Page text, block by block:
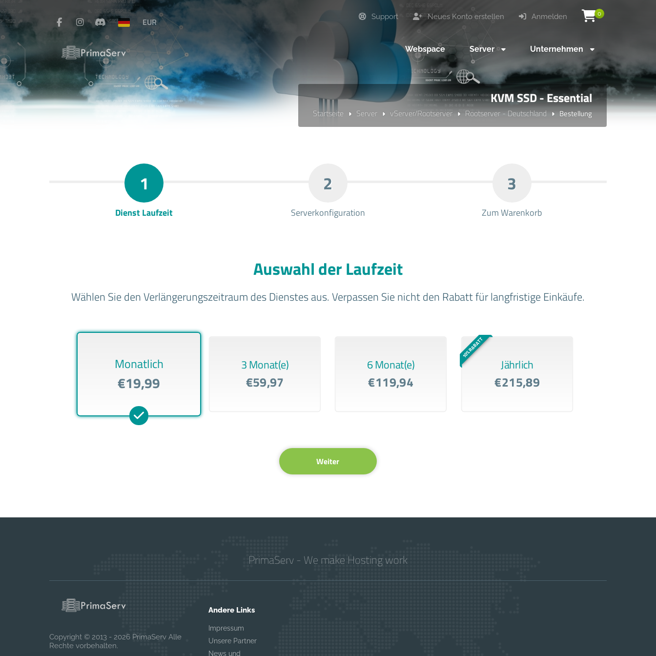
0
Anmelden
Neues Konto erstellen
Support
EUR
Webspace Server Unternehmen
KVM SSD - Essential
Startseite Server vServer/Rootserver Rootserver - Deutschland Bestellung
1
Dienst Laufzeit
2
Serverkonfiguration
3
Zum Warenkorb
Auswahl der Laufzeit
Wählen Sie den Verlängerungszeitraum des Dienstes aus. Verpassen Sie nicht den Rabatt für langfristige Einkäufe.
Monatlich
€19,99
3 Monat(e)
€59,97
6 Monat(e)
€119,94
10% RABATT
Jährlich
€215,89
Weiter
PrimaServ - We make Hosting work
Copyright © 2013 - 2026 PrimaServ Alle
Rechte vorbehalten.
Andere Links
Impressum
Unsere Partner
News und